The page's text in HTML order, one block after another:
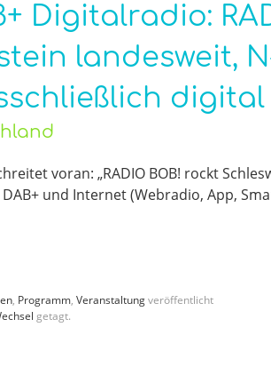
Digitalradio:
landesweit,
digital
voran: „RADIO BOB! rockt
und Internet (Webradio, App,
, Programm, Veranstaltungveröffentlicht
getagt.